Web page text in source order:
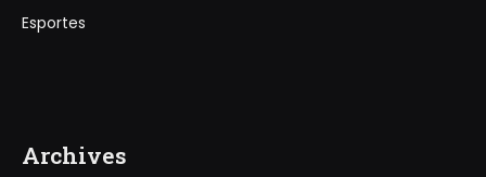
Esportes
Archives